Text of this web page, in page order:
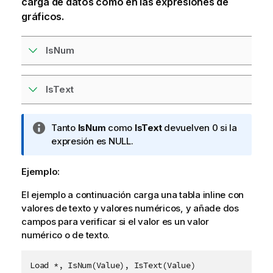
gráficos.
IsNum
IsText
N
o
a
n
f
o
r
a
Tanto IsNum como IsTextdevuelven 0 si la
expresión es NULL.
Ejemplo:
El ejemplo a continuación carga una tabla inline con
valores de texto y valores numéricos, y añade dos
campos para verificar si el valor es un valor
numérico o de texto.
Load *, IsNum(Value), IsText(Value)